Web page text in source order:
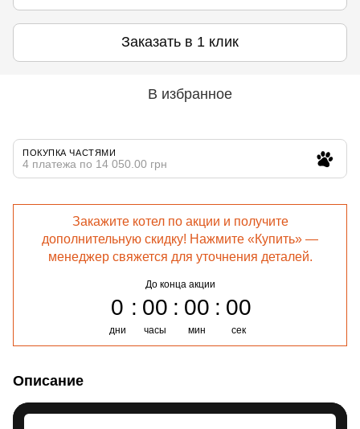
Заказать в 1 клик
В избранное
ПОКУПКА ЧАСТЯМИ
4 платежа по 14 050.00 грн
Закажите котел по акции и получите
дополнительную скидку! Нажмите «Купить» —
менеджер свяжется для уточнения деталей.
До конца акции
0
дни
00
часы
00
мин
00
сек
Описание